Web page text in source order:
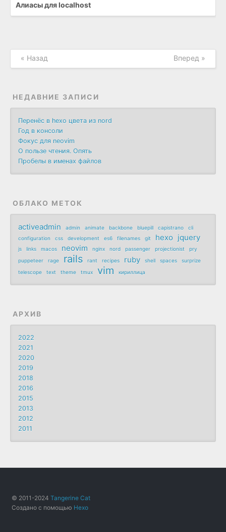
Алиасы для localhost
« Назад Вперед »
НЕДАВНИЕ ЗАПИСИ
Перенёс в hexo цвета из nord
Год в консоли
Фокус для neovim
О пользе чтения. Опять
Пробелы в именах файлов
ОБЛАКО МЕТОК
activeadmin admin animate backbone bluepill capistrano
cli
configuration
css development es6 filenames git hexo jquery
js links macos neovim nginx nord passenger projectionist
pry
puppeteer
rage rails rant recipes ruby shell spaces
surprize
telescope
text theme tmux vim кириллица
АРХИВ
2022
2021
2020
2019
2018
2016
2015
2013
2012
2011
© 2011-2024Tangerine Cat
Создано с помощью Hexo